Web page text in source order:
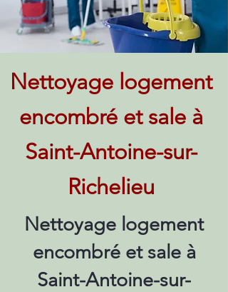
Nettoyage logement
encombré et sale à
Saint-Antoine-sur-
Richelieu
Nettoyage logement
encombré et sale à
Saint-Antoine-sur-